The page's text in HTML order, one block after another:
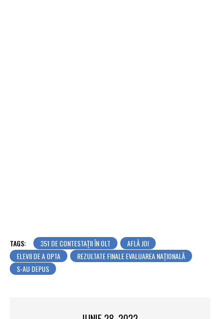
TAGS: 351 DE CONTESTAȚII ÎN OLT
AFLĂ JOI
ELEVII DE A OPTA
REZULTATE FINALE EVALUAREA NAȚIONALĂ
S-AU DEPUS